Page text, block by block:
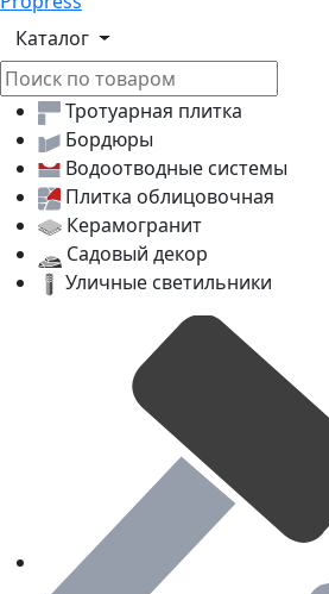
Каталог
Тротуарная плитка
Бордюры
Водоотводные системы
Плитка облицовочная
Керамогранит
Садовый декор
Уличные светильники